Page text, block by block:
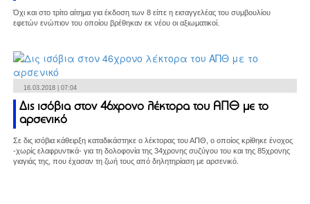
Όχι και στο τρίτο αίτημα για έκδοση των 8 είπε η εισαγγελέας του συμβουλίου
εφετών ενώπιον του οποίου βρέθηκαν εκ νέου οι αξιωματικοί.
16.03.2018 | 07:04
Δις ισόβια στον 46χρονο λέκτορα του ΑΠΘ με το
αρσενικό
Σε δις ισόβια κάθειρξη καταδικάστηκε ο λέκτορας του ΑΠΘ, ο οποίος κρίθηκε ένοχος
-χωρίς ελαφρυντικά- για τη δολοφονία της 34χρονης συζύγου του και της 85χρονης
γιαγιάς της, που έχασαν τη ζωή τους από δηλητηρίαση με αρσενικό.